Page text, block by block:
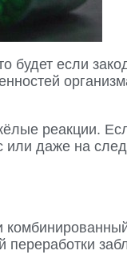
будет если
реакции.
или даже на
переработки